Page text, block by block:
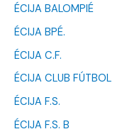
ÉCIJA BALOMPIÉ
ÉCIJA BPÉ.
ÉCIJA C.F.
ÉCIJA CLUB FÚTBOL
ÉCIJA F.S.
ÉCIJA F.S. B